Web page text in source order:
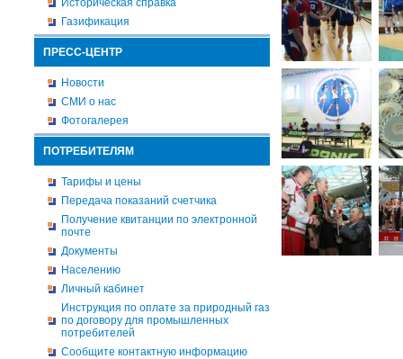
Историческая справка
Газификация
ПРЕСС-ЦЕНТР
Новости
СМИ о нас
Фотогалерея
ПОТРЕБИТЕЛЯМ
Тарифы и цены
Передача показаний счетчика
Получение квитанции по электронной
почте
Документы
Населению
Личный кабинет
Инструкция по оплате за природный газ
по договору для промышленных
потребителей
Сообщите контактную информацию